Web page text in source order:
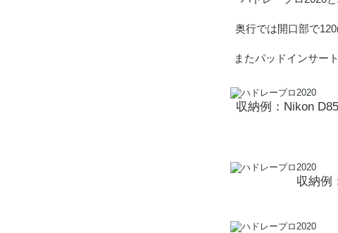
奥行では開口部で
またパッドインサー
収納例：Nikon
収納例